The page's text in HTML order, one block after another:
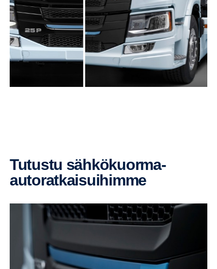
Tutustu sähkökuorma-​
autoratkaisuihimme